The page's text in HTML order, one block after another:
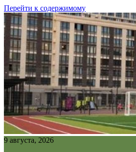
Перейти к содержимому
9 августа, 2026